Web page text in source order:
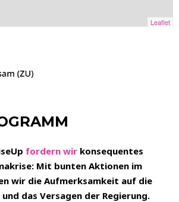
Leaflet
fordern wir konsequentes
Mit bunten Aktionen im
wir die Aufmerksamkeit auf die
das Versagen der Regierung.